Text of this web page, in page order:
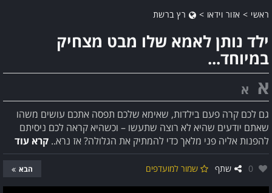
ראשי > אזור וידאו > רץ ברשת
ילד נותן לאמא שלו מבט מצחיק
במיוחד...
א א
גם לכם קרה פעם בילדות, שאימא שלכם תפסה אתכם עושים משהו
שאתם יודעים שהיא לא רוצה שתעשו – וכשהיא קראה לכם ניסיתם
להפנות אליה פני מלאך כדי להמתיק את הגלולה? אז נרא.. קרא עוד
אהבו:
0 שתף שמור למועדפים הבא